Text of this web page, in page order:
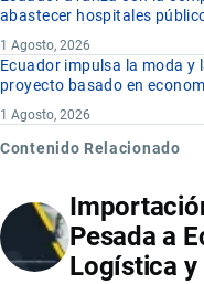
abastecer hospitales
1 Agosto, 2026
Ecuador impulsa la moda y
proyecto basado en
1 Agosto, 2026
Contenido Relacionado
Pesada a
Logística y